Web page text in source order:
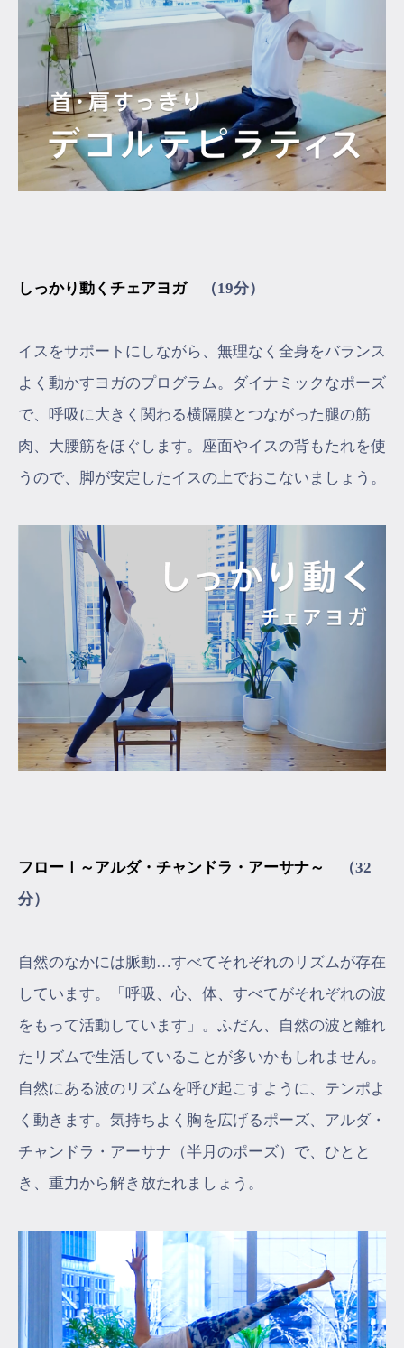
しっかり動くチェアヨガ（19分）
イスをサポートにしながら、無理なく全身をバランス
よく動かすヨガのプログラム。ダイナミックなポーズ
で、呼吸に大きく関わる横隔膜とつながった腿の筋
肉、大腰筋をほぐします。座面やイスの背もたれを使
うので、脚が安定したイスの上でおこないましょう。
フローⅠ～アルダ・チャンドラ・アーサナ～
（32
分）
自然のなかには脈動…すべてそれぞれのリズムが存在
しています。「呼吸、心、体、すべてがそれぞれの波
をもって活動しています」。ふだん、自然の波と離れ
たリズムで生活していることが多いかもしれません。
自然にある波のリズムを呼び起こすように、テンポよ
く動きます。気持ちよく胸を広げるポーズ、アルダ・
チャンドラ・アーサナ（半月のポーズ）で、ひとと
き、重力から解き放たれましょう。